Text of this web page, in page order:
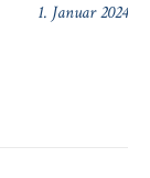
1. Januar 2024